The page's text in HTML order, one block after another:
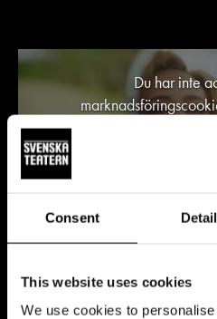
Consent
This website uses cookies
We use cookies to
Du har inte
KÖP BILJETT